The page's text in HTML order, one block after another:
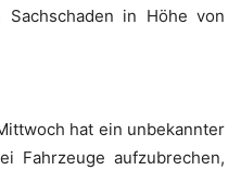
in Höhe von
hat ein unbekannter
Fahrzeuge aufzubrechen,